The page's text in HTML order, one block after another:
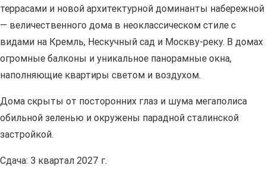
террасами и новой архитектурной доминанты набережной
— величественного дома в неоклассическом стиле с
видами на Кремль, Нескучный сад и Москву-реку. В домах
огромные балконы и уникальное панорамные окна,
наполняющие квартиры светом и воздухом.
Дома скрыты от посторонних глаз и шума мегаполиса
обильной зеленью и окружены парадной сталинской
застройкой.
Сдача: 3 квартал 2027 г.